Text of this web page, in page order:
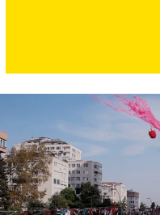
Araştırma